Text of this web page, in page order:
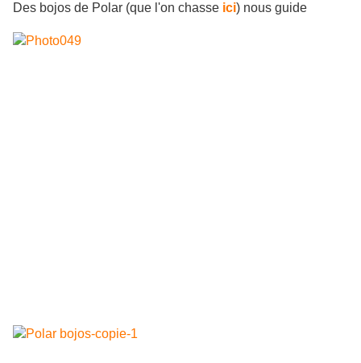
Des bojos de Polar (que l'on chasse ici) nous guide